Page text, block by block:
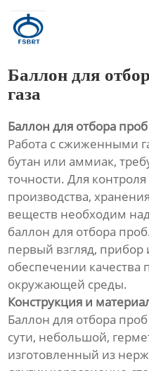
Главная
Новости
Контакты
Баллон для
газа
Баллон для отбора
Работа с сжиженными
бутан или аммиак,
точности. Для
производства,
веществ необходим
баллон для отбора
первый взгляд, прибор
обеспечении качества
окружающей среды.
Конструкция и
Баллон для отбора
сути, небольшой,
изготовленный из